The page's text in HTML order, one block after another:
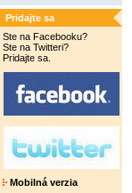
Pridajte sa
Ste na Facebooku?
Ste na Twitteri?
Pridajte sa.
Mobilná verzia